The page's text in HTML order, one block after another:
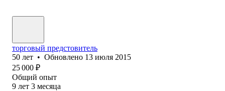
торговый предстовитель
50 лет • Обновлено 13 июля 2015
25 000 ₽
Общий опыт
9 лет 3 месяца